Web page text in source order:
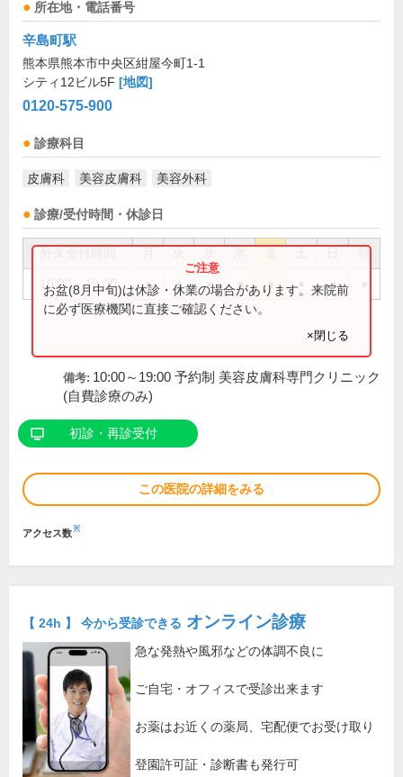
所在地・電話番号
辛島町駅
熊本県熊本市中央区紺屋今町1-1
シティ12ビル5F [地図]
0120-575-900
診療科目
皮膚科 美容皮膚科 美容外科
診療/受付時間・休診日
祝
10:00～19:00 ● ● ● ● ● ●
お盆(8月中旬)は休診・休業の場合があります。来院前
に必ず医療機関に直接ご確認ください。
×閉じる
備考: 10:00～19:00 予約制 美容皮膚科専門クリニック
(自費診療のみ)
初診・再診受付
この医院の詳細をみる
アクセス数※
【 24h 】 今から受診できる オンライン診療
急な発熱や風邪などの体調不良に
ご自宅・オフィスで受診出来ます
お薬はお近くの薬局、宅配便でお受け取り
登園許可証・診断書も発行可